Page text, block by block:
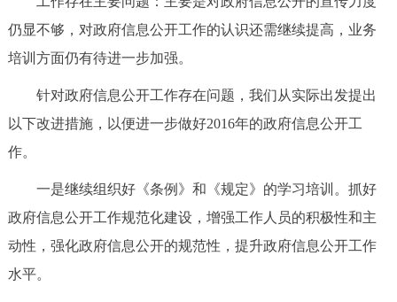
仍显不够，对政府信息公开工作的认识还需继续提高，业务
培训方面仍有待进一步加强。
针对政府信息公开工作存在问题，我们从实际出发提出
以下改进措施，以便进一步做好2016年的政府信息公开工
作。
一是继续组织好《条例》和《规定》的学习培训。抓好
政府信息公开工作规范化建设，增强工作人员的积极性和主
动性，强化政府信息公开的规范性，提升政府信息公开工作
水平。